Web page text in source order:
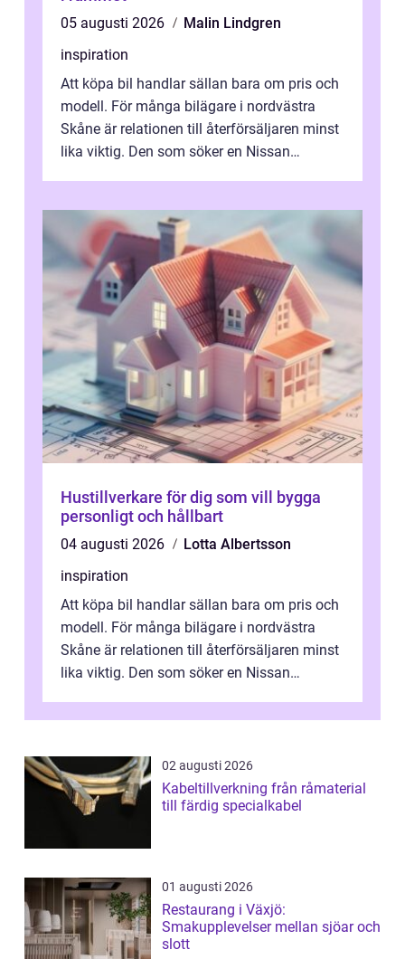
05 augusti 2026
Malin Lindgren
inspiration
Att köpa bil handlar sällan bara om pris och
modell. För många bilägare i nordvästra
Skåne är relationen till återförsäljaren minst
lika viktig. Den som söker en Nissan
Hustillverkare för dig som vill bygga
personligt och hållbart
04 augusti 2026
Lotta Albertsson
inspiration
Att köpa bil handlar sällan bara om pris och
modell. För många bilägare i nordvästra
Skåne är relationen till återförsäljaren minst
lika viktig. Den som söker en Nissan
02 augusti 2026
Kabeltillverkning från råmaterial
till färdig specialkabel
01 augusti 2026
Restaurang i Växjö:
Smakupplevelser mellan sjöar och
slott